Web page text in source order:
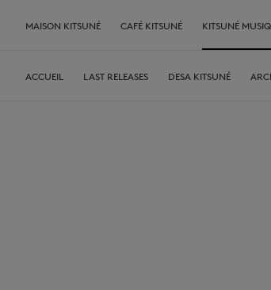
MAISON KITSUNÉ CAFÉ KITSUNÉ KITSUNÉ
ACCUEIL LAST RELEASES DESA KITSUNÉ